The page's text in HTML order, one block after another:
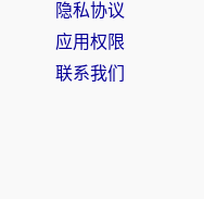
隐私协议
应用权限
联系我们